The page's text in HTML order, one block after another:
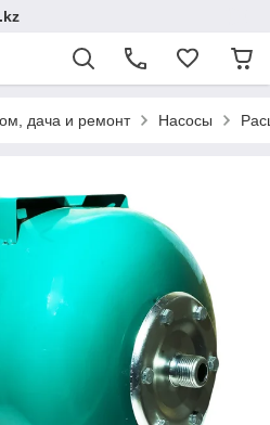
дача и ремонт Насосы